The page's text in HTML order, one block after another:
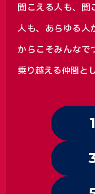
聞こえる人も、聞
人も、あらゆる人
からこそみんなで
乗り越える仲間と